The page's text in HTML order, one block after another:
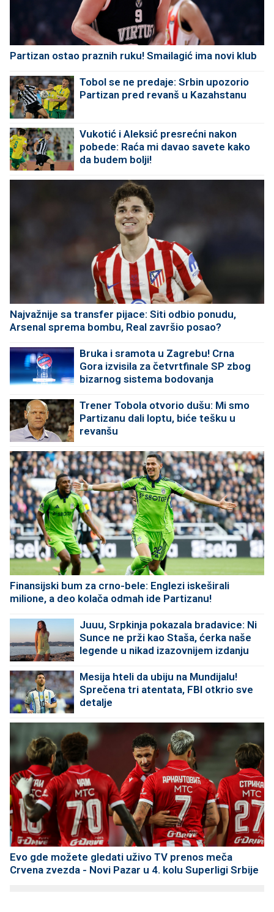
Partizan ostao praznih ruku! Smailagić ima novi klub
Tobol se ne predaje: Srbin upozorio
Partizan pred revanš u Kazahstanu
Vukotić i Aleksić presrećni nakon
pobede: Raća mi davao savete kako
da budem bolji!
Najvažnije sa transfer pijace: Siti odbio ponudu,
Arsenal sprema bombu, Real završio posao?
Bruka i sramota u Zagrebu! Crna
Gora izvisila za četvrtfinale SP zbog
bizarnog sistema bodovanja
Trener Tobola otvorio dušu: Mi smo
Partizanu dali loptu, biće tešku u
revanšu
Finansijski bum za crno-bele: Englezi iskeširali
milione, a deo kolača odmah ide Partizanu!
Juuu, Srpkinja pokazala bradavice: Ni
Sunce ne prži kao Staša, ćerka naše
legende u nikad izazovnijem izdanju
Mesija hteli da ubiju na Mundijalu!
Sprečena tri atentata, FBI otkrio sve
detalje
Evo gde možete gledati uživo TV prenos meča
Crvena zvezda - Novi Pazar u 4. kolu Superligi Srbije